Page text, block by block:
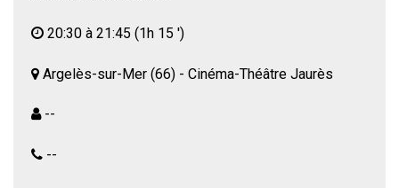
20:30 à 21:45 (1h 15 ')
Argelès-sur-Mer (66) - Cinéma-Théâtre Jaurès
--
--